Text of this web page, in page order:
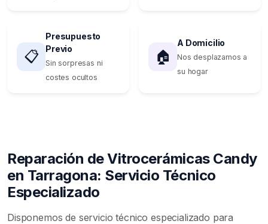
📋
Presupuesto
Previo
Sin sorpresas ni
costes ocultos
🏠
A Domicilio
Nos desplazamos a
su hogar
Reparación de Vitrocerámicas Candy
en Tarragona: Servicio Técnico
Especializado
Disponemos de servicio técnico especializado para